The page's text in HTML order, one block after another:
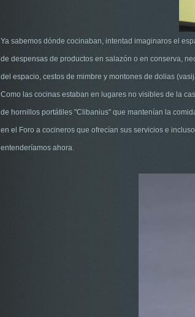
Ya sabemos dónde cocinaban, intentad imaginaros el
de despensas de productos en salazón o en conserva,
del espacio, cestos de mimbre y montones de dolias
Como las cocinas estaban en lugares no visibles de la
de hornillos portátiles "Clibanius" que mantenían la
en el Foro a cocineros que ofrecían sus servicios e
entenderíamos ahora.